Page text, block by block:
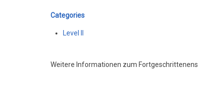
Categories
Level II
Weitere Informationen zum